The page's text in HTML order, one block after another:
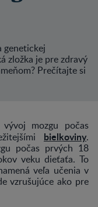
genetickej
zložka je pre zdravý
Prečítajte si
mozgu počas
bielkoviny.
počas prvých 18
veku dieťaťa. To
veľa učenia v
vzrušujúce ako pre